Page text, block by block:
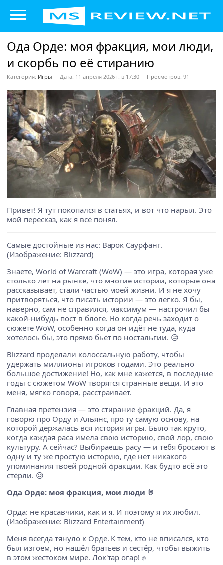
Ода Орде: моя фракция, мои люди,
и скорбь по её стиранию
Категория: Игры Дата: 11 апреля 2026 г. в 17:30 Просмотров: 91
Привет! Я тут покопался в статьях, и вот что нарыл. Это
мой пересказ, как я всё понял.
Самые достойные из нас: Варок Саурфанг.
(Изображение: Blizzard)
Знаете, World of Warcraft (WoW) — это игра, которая уже
столько лет на рынке, что многие истории, которые она
рассказывает, стали частью моей жизни. И я не хочу
притворяться, что писать истории — это легко. Я бы,
наверно, сам не справился, максимум — настрочил бы
какой-нибудь пост в блоге. Но когда речь заходит о
сюжете WoW, особенно когда он идёт не туда, куда
хотелось бы, это прямо бьёт по ностальгии. 😔
Blizzard проделали колоссальную работу, чтобы
удержать миллионы игроков годами. Это реально
большое достижение! Но, как мне кажется, в последние
годы с сюжетом WoW творятся странные вещи. И это
меня, мягко говоря, расстраивает.
Главная претензия — это стирание фракций. Да, я
говорю про Орду и Альянс, про ту самую основу, на
которой держалась вся история игры. Было так круто,
когда каждая раса имела свою историю, свой лор, свою
культуру. А сейчас? Выбираешь расу — и тебя бросают в
одну и ту же простую историю, где нет никакого
упоминания твоей родной фракции. Как будто всё это
стёрли. 😥
Ода Орде: моя фракция, мои люди 🤘
Орда: не красавчики, как и я. И поэтому я их любил.
(Изображение: Blizzard Entertainment)
Меня всегда тянуло к Орде. К тем, кто не вписался, кто
был изгоем, но нашёл братьев и сестёр, чтобы выжить
в этом жестоком мире. Лок'тар огар! ✊